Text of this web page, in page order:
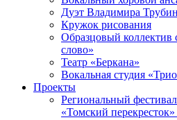
Дуэт Владимира
Кружок рисования
Образцовый коллектив
слово»
Театр «Беркана»
Вокальная студия
Проекты
Региональный
«Томский